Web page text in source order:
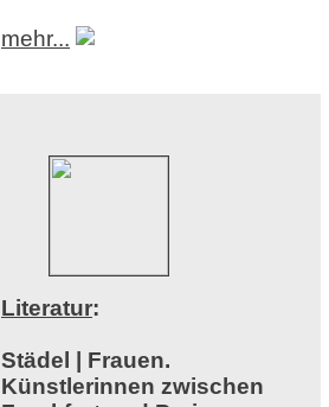
mehr...
Literatur:
Städel | Frauen.
Künstlerinnen zwischen